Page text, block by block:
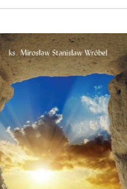
rozgrywające się wśród nas, dramat, który nas
w różnych momentach życia, w których ludzkie
Krzyżu Chrystusa. "Tekst Biblijnej drogi
przez ks. prof. Mirosława Wróbla, kapłana
i wielokrotnie pielgrzymującego do Ziemi
Autor swoją refleksją, ubraną także w
wspólnocie Kościoła nabożeństwem drogi
wielkiej wdzięczności i zadziwienia.
Apostołów odkrywających tajemnice osoby
do daru powołania, którym zostali
pełne biblijnych odniesień do Starego i Nowego
bardziej uczniami Chrystusa kroczącymi za Nim
wydarzenia stale rozgrywające się wśród nas,
który nas osobiście dotyczy." fragm. Wstępu, abp Stanisław Budzik